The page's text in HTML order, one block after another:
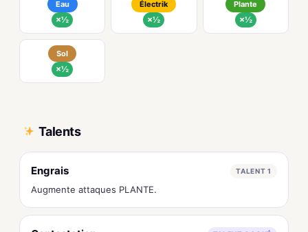
Eau
×½
Électrik
×½
Plante
×½
Sol
×½
Talents
Engrais TALENT 1
Augmente attaques PLANTE.